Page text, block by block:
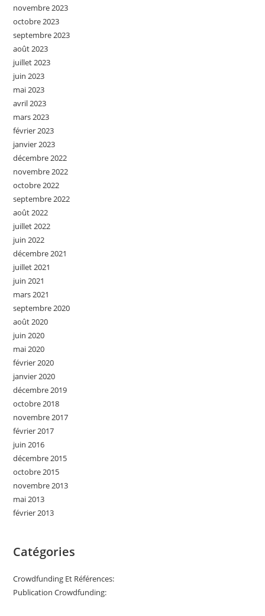
novembre 2023
octobre 2023
septembre 2023
août 2023
juillet 2023
juin 2023
mai 2023
avril 2023
mars 2023
février 2023
janvier 2023
décembre 2022
novembre 2022
octobre 2022
septembre 2022
août 2022
juillet 2022
juin 2022
décembre 2021
juillet 2021
juin 2021
mars 2021
septembre 2020
août 2020
juin 2020
mai 2020
février 2020
janvier 2020
décembre 2019
octobre 2018
novembre 2017
février 2017
juin 2016
décembre 2015
octobre 2015
novembre 2013
mai 2013
février 2013
Catégories
Crowdfunding Et Références:
Publication Crowdfunding: